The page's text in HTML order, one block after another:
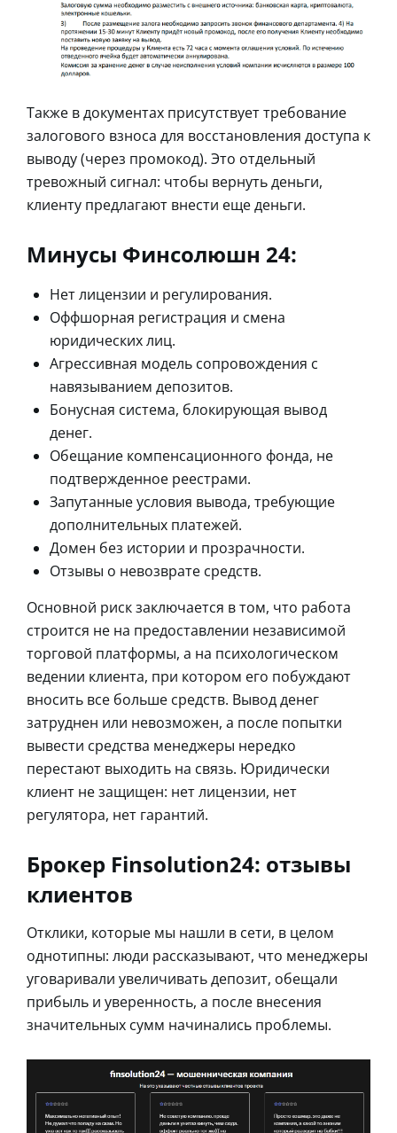
Также в документах присутствует требование
залогового взноса для восстановления доступа к
выводу (через промокод). Это отдельный
тревожный сигнал: чтобы вернуть деньги,
клиенту предлагают внести еще деньги.
Минусы Финсолюшн 24:
Нет лицензии и регулирования.
Оффшорная регистрация и смена
юридических лиц.
Агрессивная модель сопровождения с
навязыванием депозитов.
Бонусная система, блокирующая вывод
денег.
Обещание компенсационного фонда, не
подтвержденное реестрами.
Запутанные условия вывода, требующие
дополнительных платежей.
Домен без истории и прозрачности.
Отзывы о невозврате средств.
Основной риск заключается в том, что работа
строится не на предоставлении независимой
торговой платформы, а на психологическом
ведении клиента, при котором его побуждают
вносить все больше средств. Вывод денег
затруднен или невозможен, а после попытки
вывести средства менеджеры нередко
перестают выходить на связь. Юридически
клиент не защищен: нет лицензии, нет
регулятора, нет гарантий.
Брокер Finsolution24: отзывы
клиентов
Отклики, которые мы нашли в сети, в целом
однотипны: люди рассказывают, что менеджеры
уговаривали увеличивать депозит, обещали
прибыль и уверенность, а после внесения
значительных сумм начинались проблемы.